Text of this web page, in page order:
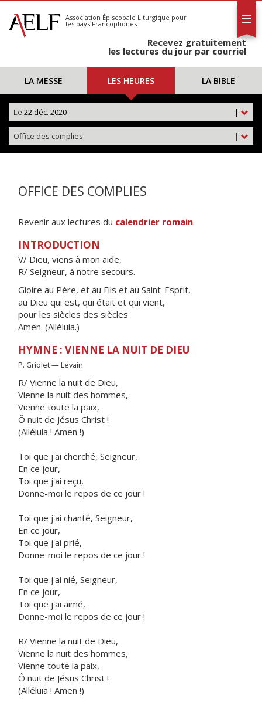
S'abonner
Calendrier
Association Épiscopale Liturgique pour
les pays Francophones
Recevez gratuitement
les lectures du jour par courriel
LA MESSE LES HEURES LA BIBLE
|
Le 22 déc. 2020
|
Office des complies
OFFICE DES COMPLIES
Revenir aux lectures du calendrier romain.
INTRODUCTION
V/ Dieu, viens à mon aide,
R/ Seigneur, à notre secours.
Gloire au Père, et au Fils et au Saint-Esprit,
au Dieu qui est, qui était et qui vient,
pour les siècles des siècles.
Amen. (Alléluia.)
HYMNE : VIENNE LA NUIT DE DIEU
P. Griolet — Levain
R/ Vienne la nuit de Dieu,
Vienne la nuit des hommes,
Vienne toute la paix,
Ô nuit de Jésus Christ !
(Alléluia ! Amen !)
Toi que j'ai cherché, Seigneur,
En ce jour,
Toi que j'ai reçu,
Donne-moi le repos de ce jour !
Toi que j'ai chanté, Seigneur,
En ce jour,
Toi que j'ai prié,
Donne-moi le repos de ce jour !
Toi que j'ai nié, Seigneur,
En ce jour,
Toi que j'ai aimé,
Donne-moi le repos de ce jour !
R/ Vienne la nuit de Dieu,
Vienne la nuit des hommes,
Vienne toute la paix,
Ô nuit de Jésus Christ !
(Alléluia ! Amen !)